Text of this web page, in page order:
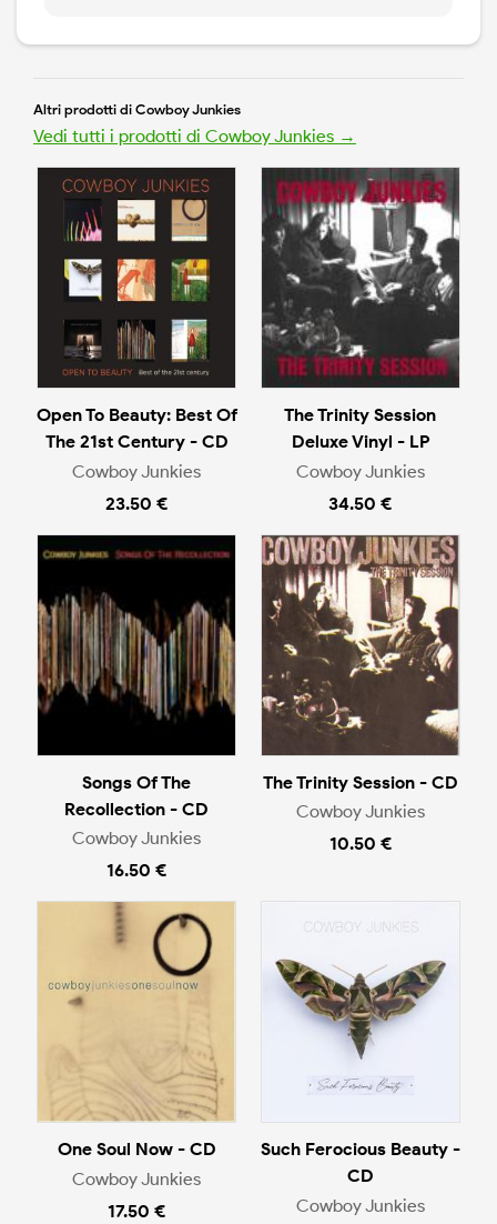
Altri prodotti di Cowboy Junkies
Vedi tutti i prodotti di Cowboy Junkies →
Open To Beauty: Best Of
The 21st Century - CD
Cowboy Junkies
23.50 €
The Trinity Session
Deluxe Vinyl - LP
Cowboy Junkies
34.50 €
Songs Of The
Recollection - CD
Cowboy Junkies
16.50 €
The Trinity Session - CD
Cowboy Junkies
10.50 €
One Soul Now - CD
Cowboy Junkies
17.50 €
Such Ferocious Beauty -
CD
Cowboy Junkies